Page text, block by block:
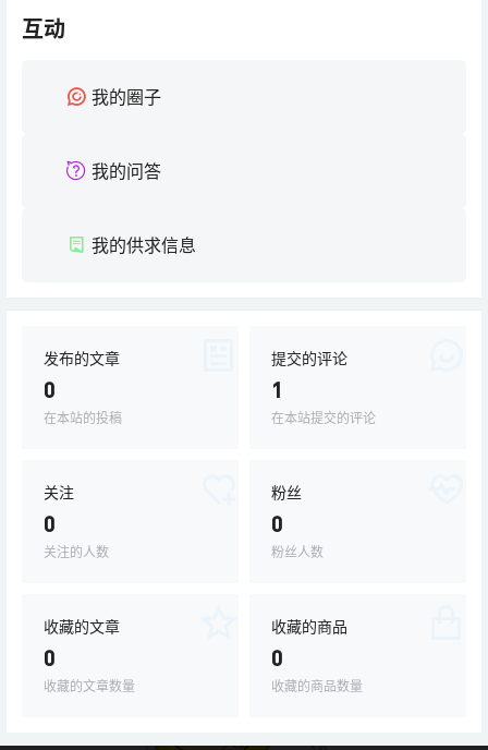
互动
我的圈子
我的问答
我的供求信息
发布的文章
0
在本站的投稿
提交的评论
1
在本站提交的评论
关注
0
关注的人数
粉丝
0
粉丝人数
收藏的文章
0
收藏的文章数量
收藏的商品
0
收藏的商品数量